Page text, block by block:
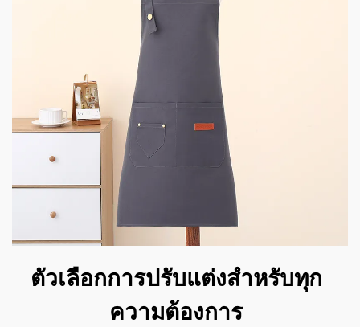
ตัวเลือกการปรับแต่งสำหรับทุก
ความต้องการ